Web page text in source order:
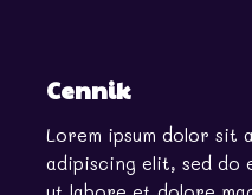
Cennik
Lorem ipsum dolor sit
adipiscing elit, sed do